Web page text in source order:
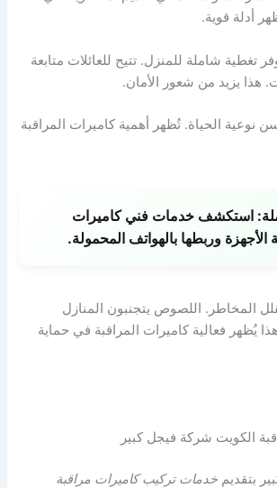
أدلة قوية.
تغطية شاملة للمنزل. تتيح للعائلات متابعة
هذا يزيد من شعور الأمان.
نوعية الحياة. تُظهر أهمية كاميرات المراقبة
استكشف خدمات فني كاميرات
الأجهزة وربطها بالهواتف المحمولة.
المخاطر. اللصوص يتجنبون المنازل
يُظهر فعالية كاميرات المراقبة في حماية
الكويت شركة فيجل كبير
بتقديمخدمات تركيب كاميرات مراقبة